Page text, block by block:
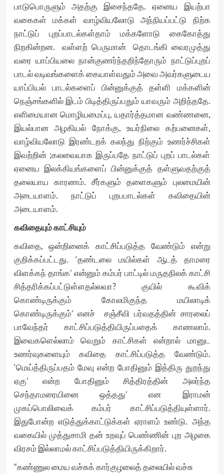
பாடுபொருளும் அதற்கு இசைந்ததே. ஏனைய இயற்பா
வகைகள் மக்கள் வாழ்வியலோடு அந்நியப்பட்டு நிற்க
நாட்டுப் புறப்பாடல்கள்தாம் மக்களோடு கைகோத்து
நிறகின்றன. வள்ளற் பெருமான் தொடங்கி வைரமுத்து
வரை யாப்பியலை நான்குணர்ந்தறிந்தோரும் நாட்டுப்புறப்
பாடல் வடிவங்களைக் கையாள்வதும் அவை அவர்களுடைய
யாப்பியல் பாடல்களைப் பின்னுக்குத் தள்ளி மக்களின்
நெஞ்சங்களில் இடம் பிடித்திருப்பதும் யாவரும் அறிந்ததே.
எளிமையான மொழியமைப்பு, யதார்த்தமான வண்ணனை,
இயல்பான அழகியல் நோக்கு, உயர்நிலை கற்பனைகள்,
வாழ்வியலோடு இரண்டறக் கலந்து நிற்கும் உணர்ச்சிகள்
இவற்றின் ;கலவையாக இருப்பதே நாட்டுப் புறப் பாடல்கள்
ஏனைய இலக்கியங்களைப் பின்னுக்குத் தள்ளுவதற்குத்
தலையாய காரணம். சீர்களும் தளைகளும் புலமையின்
அடையாளம். நாட்டுப் புறபபாடல்கள் கவிதையின்
அடையாளம்.
கவிதையும் காட்சியும்
கவிதை, ஒன்றினைக் காட்சிப்படுத்த வேண்டும் என்று
குறிக்கப்பட்டது. ‘தண்டலை மயில்கள் ஆடத் தாமரை
விளக்கந் தாங்க’ என்னும் கம்பர் பாட்டில் மருதநிலக் காட்சி
சித்தரிக்கப்பட்டுள்ளதல்லவா? குயில் கூவிக்
கொண்டிருக்கும் கோலமிகுந்த மயிலாடிக்
கொண்டிருக்கும்’ எனச் சஞ்சீவி பர்வதத்தின் சாரலைப்
பாவேந்தர் காட்சிப்படுத்தியிருப்பதைக் காணலாம்.
இவைகளெல்லாம் வெறும் காட்சிகள் என்றால் மானுட
உணர்வுகளையும் கவிதை காட்சிப்படுத்த வேண்டும்.
‘மெய்த்திருப்பதம் மேவு என்ற போதினும் இத்திரு துறந்து
ஏகு’ என்ற போதினும் சித்திரத்தின் அலர்ந்த
செந்தாமரையினை ஒத்தது’ என இராமன்
முகப்பொலிவைக் கம்பர் காட்சிப்படுத்தியுள்ளார்.
இதுபோன்ற எடுத்துக்காட்டுக்கள் ஏராளம் உண்டு. அந்த
வகையில் முத்துசாமி தன் உறவுப் பெண்ணின் புற அழகை
விரசம் இல்லாமல் காட்சிப்படுத்தியிருக்கிறார்.
“கண்ணுல மைய வச்சுக் கார்குழலைத் தலையில் வச்சு